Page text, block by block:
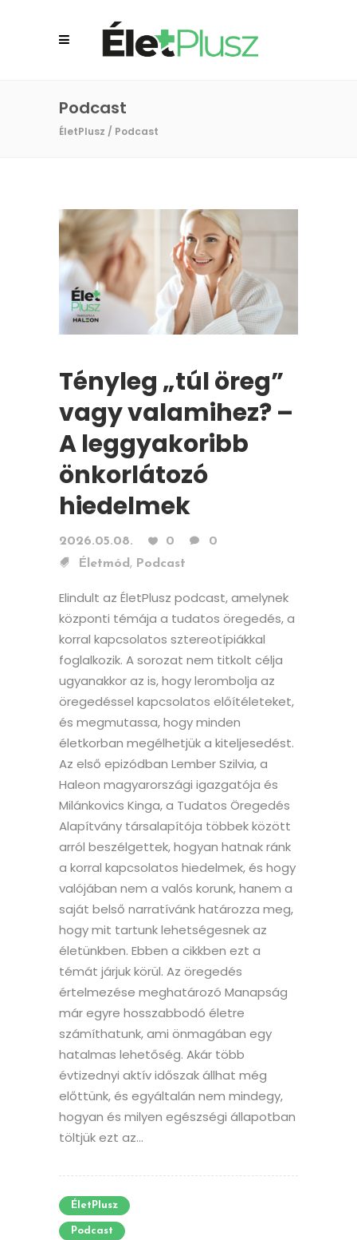
Podcast
ÉletPlusz / Podcast
Tényleg „túl öreg”
vagy valamihez? –
A leggyakoribb
önkorlátozó
hiedelmek
2026.05.08. 0
0
Életmód, Podcast
Elindult az ÉletPlusz podcast, amelynek
központi témája a tudatos öregedés, a
korral kapcsolatos sztereotípiákkal
foglalkozik. A sorozat nem titkolt célja
ugyanakkor az is, hogy lerombolja az
öregedéssel kapcsolatos előítéleteket,
és megmutassa, hogy minden
életkorban megélhetjük a kiteljesedést.
Az első epizódban Lember Szilvia, a
Haleon magyarországi igazgatója és
Milánkovics Kinga, a Tudatos Öregedés
Alapítvány társalapítója többek között
arról beszélgettek, hogyan hatnak ránk
a korral kapcsolatos hiedelmek, és hogy
valójában nem a valós korunk, hanem a
saját belső narratívánk határozza meg,
hogy mit tartunk lehetségesnek az
életünkben. Ebben a cikkben ezt a
témát járjuk körül. Az öregedés
értelmezése meghatározó Manapság
már egyre hosszabbodó életre
számíthatunk, ami önmagában egy
hatalmas lehetőség. Akár több
évtizednyi aktív időszak állhat még
előttünk, és egyáltalán nem mindegy,
hogyan és milyen egészségi állapotban
töltjük ezt az...
ÉletPlusz
Podcast